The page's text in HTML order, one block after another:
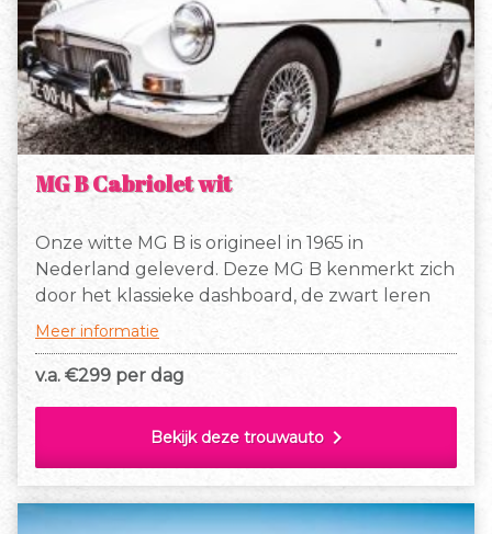
MG B Cabriolet wit
Onze witte MG B is origineel in 1965 in
Nederland geleverd. Deze MG B kenmerkt zich
door het klassieke dashboard, de zwart leren
stoelen, welke voorzien zijn van witte bies, de
spaakvelgen, originele chromen bumpers en
het chromen kofferrekje waarop een leuke
Meer informatie
v.a. €299 per dag
Bekijk deze trouwauto chevron_right